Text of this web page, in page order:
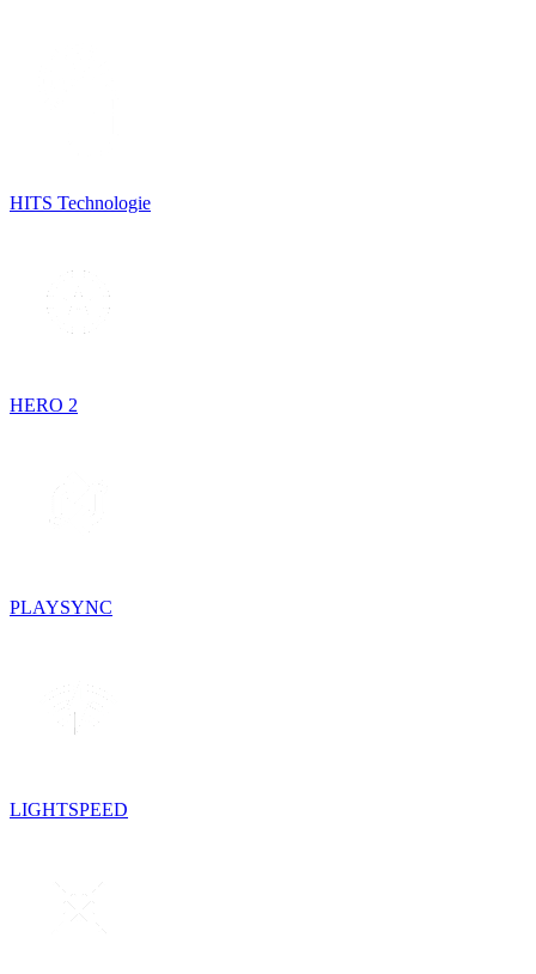
HITS Technologie
HERO 2
PLAYSYNC
LIGHTSPEED